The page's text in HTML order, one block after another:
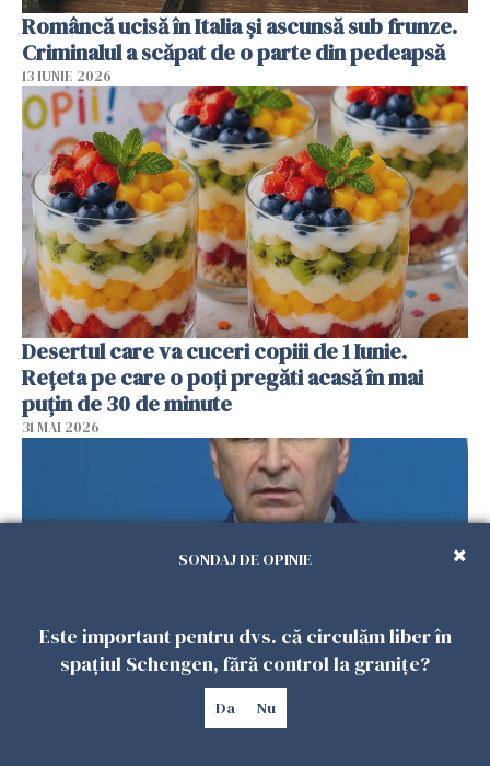
Româncă ucisă în Italia și ascunsă sub frunze.
Criminalul a scăpat de o parte din pedeapsă
13 IUNIE 2026
Desertul care va cuceri copiii de 1 Iunie.
Rețeta pe care o poți pregăti acasă în mai
puțin de 30 de minute
31 MAI 2026
Ilie Bolojan, mesaj pentru românii din
diaspora: „România trebuie să rămână
SONDAJ DE OPINIE
Este important pentru dvs. că circulăm liber în
spațiul Schengen, fără control la granițe?
Da Nu